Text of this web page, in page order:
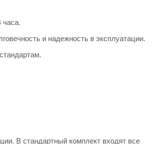
часа.
и надежность в эксплуатации.
В стандартный комплект входят все